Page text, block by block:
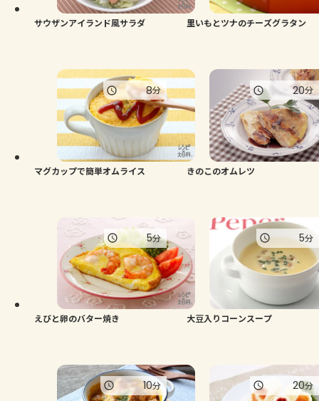
サウザンアイランド風サラダ 里いもとツナのチーズグラタン
マグカップで簡単オムライス
8分
きのこのオムレツ
20分
えびと卵のバター焼き
5分
大豆入りコーンスープ
5分
10分 20分